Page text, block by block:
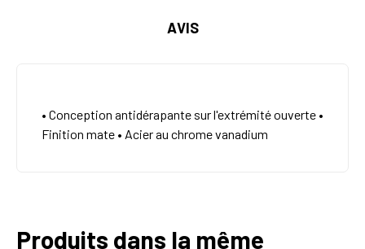
AVIS
• Conception antidérapante sur l'extrémité ouverte •
Finition mate • Acier au chrome vanadium
Produits dans la même